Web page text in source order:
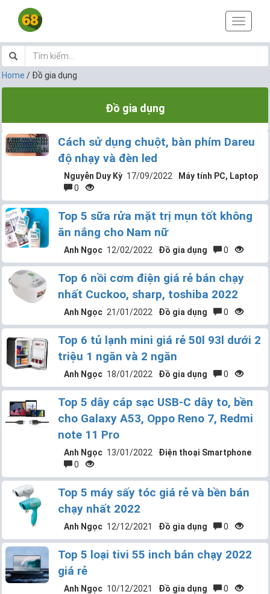
T
o
g
g
i
n
Home / Đồ gia dụng
Đồ gia dụng
Cách sử dụng chuột, bàn phím Dareu
độ nhạy và đèn led
Nguyễn Duy Kỳ 17/09/2022
Máy tính PC, Laptop
0
Top 5 sữa rửa mặt trị mụn tốt không
ăn nắng cho Nam nữ
Anh Ngọc 12/02/2022 Đồ gia dụng 0
Top 6 nồi cơm điện giá rẻ bán chạy
nhất Cuckoo, sharp, toshiba 2022
Anh Ngọc 21/01/2022 Đồ gia dụng 0
Top 6 tủ lạnh mini giá rẻ 50l 93l dưới 2
triệu 1 ngăn và 2 ngăn
Anh Ngọc 18/01/2022 Đồ gia dụng 0
Top 5 dây cáp sạc USB-C dây to, bền
cho Galaxy A53, Oppo Reno 7, Redmi
note 11 Pro
Anh Ngọc 13/01/2022
Điện thoại Smartphone
0
Top 5 máy sấy tóc giá rẻ và bền bán
chạy nhất 2022
Anh Ngọc 12/12/2021 Đồ gia dụng 0
Top 5 loại tivi 55 inch bán chạy 2022
giá rẻ
Anh Ngọc 10/12/2021 Đồ gia dụng 0